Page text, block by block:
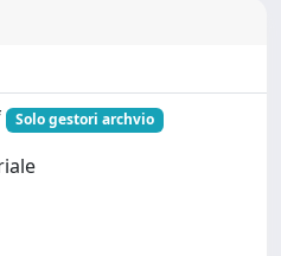
Solo gestori archvio